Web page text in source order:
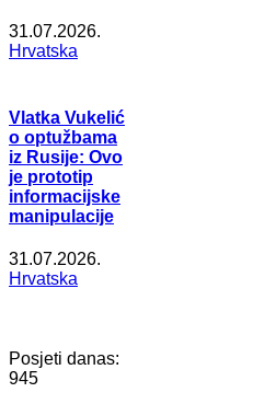
31.07.2026.
Hrvatska
Vlatka Vukelić
o optužbama
iz Rusije: Ovo
je prototip
informacijske
manipulacije
31.07.2026.
Hrvatska
Posjeti danas:
945